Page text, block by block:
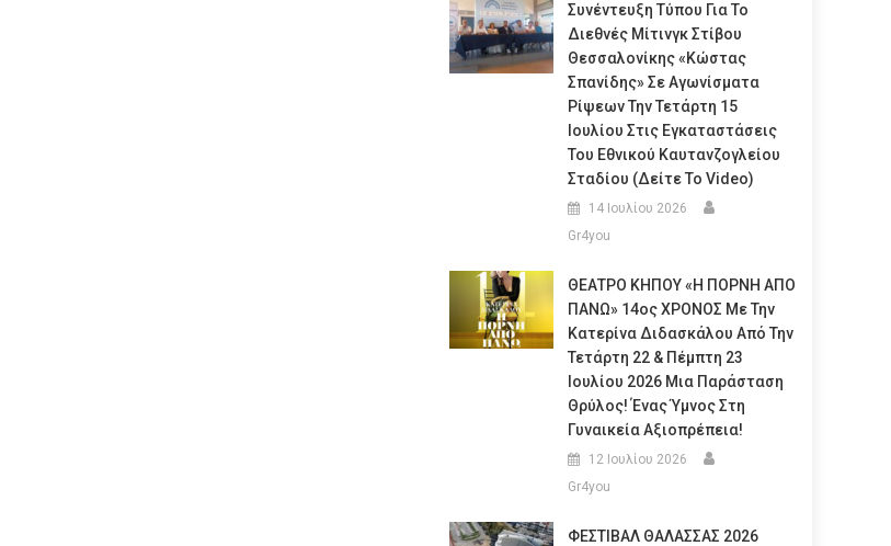
Συνέντευξη Τύπου Για Το
Διεθνές Μίτινγκ Στίβου
Θεσσαλονίκης «Κώστας
Σπανίδης» Σε Αγωνίσματα
Ρίψεων Την Τετάρτη 15
Ιουλίου Στις Εγκαταστάσεις
Του Εθνικού Καυτανζογλείου
Σταδίου (Δείτε Το Video)
14 Ιουλίου 2026
Gr4you
ΘΕΑΤΡΟ ΚΗΠΟΥ «Η ΠΟΡΝΗ ΑΠΟ
ΠΑΝΩ» 14ος ΧΡΟΝΟΣ Με Την
Κατερίνα Διδασκάλου Από Την
Τετάρτη 22 & Πέμπτη 23
Ιουλίου 2026 Μια Παράσταση
Θρύλος! Ένας Ύμνος Στη
Γυναικεία Αξιοπρέπεια!
12 Ιουλίου 2026
Gr4you
ΦΕΣΤΙΒΑΛ ΘΑΛΑΣΣΑΣ 2026